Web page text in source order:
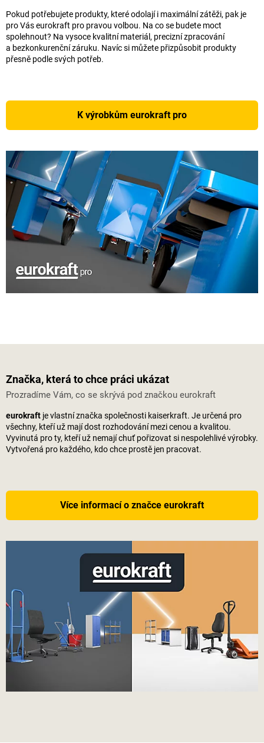
Pokud potřebujete produkty, které odolají i maximální zátěži, pak je
pro Vás eurokraft pro pravou volbou. Na co se budete moct
spolehnout? Na vysoce kvalitní materiál, precizní zpracování
a bezkonkurenční záruku. Navíc si můžete přizpůsobit produkty
přesně podle svých potřeb.
K výrobkům eurokraft pro
Značka, která to chce práci ukázat
Prozradíme Vám, co se skrývá pod značkou eurokraft
eurokraft je vlastní značka společnosti kaiserkraft. Je určená pro
všechny, kteří už mají dost rozhodování mezi cenou a kvalitou.
Vyvinutá pro ty, kteří už nemají chuť pořizovat si nespolehlivé výrobky.
Vytvořená pro každého, kdo chce prostě jen pracovat.
Více informací o značce eurokraft